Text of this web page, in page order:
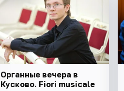
Органные вечера в
Кусково. Fiori musicale